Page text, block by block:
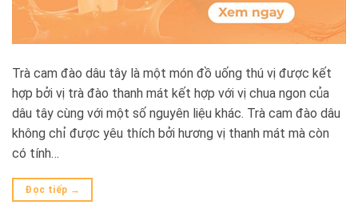
Trà cam đào dâu tây là một món đồ uống thú vị được kết
hợp bởi vị trà đào thanh mát kết hợp với vị chua ngon của
dâu tây cùng với một số nguyên liệu khác. Trà cam đào dâu
không chỉ được yêu thích bởi hương vị thanh mát mà còn
có tính…
Đọc tiếp →